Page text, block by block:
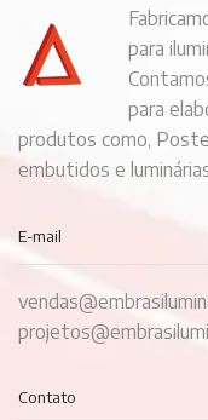
para
para
produtos como,
embutidos e
E-mail
Contato